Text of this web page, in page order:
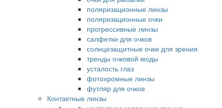
поляризационные линзы
поляризационные очки
прогрессивные линзы
салфетки для очков
солнцезащитные очки для зрения
тренды очковой моды
усталость глаз
фотохромные линзы
футляр для очков
Контактные линзы